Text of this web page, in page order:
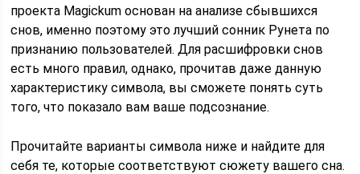
проекта Magickum основан на анализе сбывшихся
снов, именно поэтому это лучший сонник Рунета по
признанию пользователей. Для расшифровки снов
есть много правил, однако, прочитав даже данную
характеристику символа, вы сможете понять суть
того, что показало вам ваше подсознание.
Прочитайте варианты символа ниже и найдите для
себя те, которые соответствуют сюжету вашего сна.